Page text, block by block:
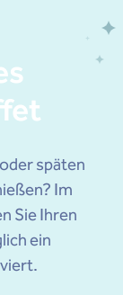
späten
Im
Sie Ihren
ein